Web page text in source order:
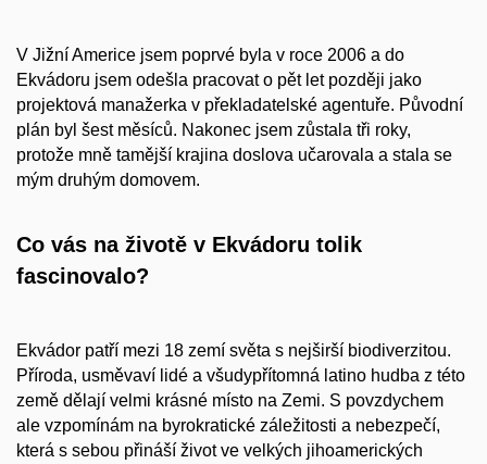
V Jižní Americe jsem poprvé byla v roce 2006 a do
Ekvádoru jsem odešla pracovat o pět let později jako
projektová manažerka v překladatelské agentuře. Původní
plán byl šest měsíců. Nakonec jsem zůstala tři roky,
protože mně tamější krajina doslova učarovala a stala se
mým druhým domovem.
Co vás na životě v Ekvádoru tolik
fascinovalo?
Ekvádor patří mezi 18 zemí světa s nejširší biodiverzitou.
Příroda, usměvaví lidé a všudypřítomná latino hudba z této
země dělají velmi krásné místo na Zemi. S povzdychem
ale vzpomínám na byrokratické záležitosti a nebezpečí,
která s sebou přináší život ve velkých jihoamerických